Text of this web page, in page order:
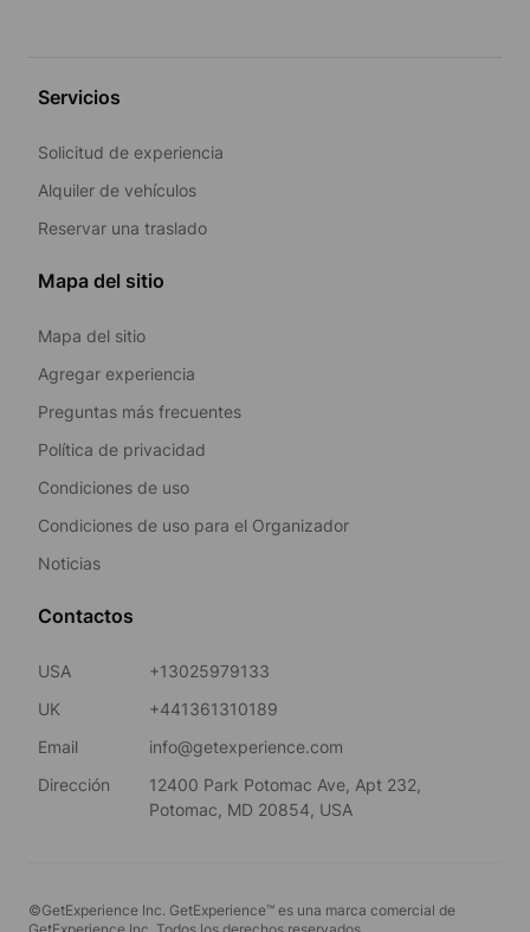
Servicios
Solicitud de experiencia
Alquiler de vehículos
Reservar una traslado
Mapa del sitio
Mapa del sitio
Agregar experiencia
Preguntas más frecuentes
Política de privacidad
Condiciones de uso
Condiciones de uso para el Organizador
Noticias
Contactos
USA
+13025979133
UK
+441361310189
Email
info@getexperience.com
Dirección
12400 Park Potomac Ave, Apt 232,
Potomac, MD 20854, USA
©GetExperience Inc. GetExperience™ es una marca comercial de